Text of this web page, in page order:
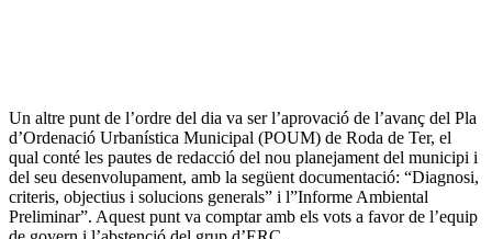
Un altre punt de l’ordre del dia va ser l’aprovació de l’avanç del Pla
d’Ordenació Urbanística Municipal (POUM) de Roda de Ter, el
qual conté les pautes de redacció del nou planejament del municipi i
del seu desenvolupament, amb la següent documentació: “Diagnosi,
criteris, objectius i solucions generals” i l”Informe Ambiental
Preliminar”. Aquest punt va comptar amb els vots a favor de l’equip